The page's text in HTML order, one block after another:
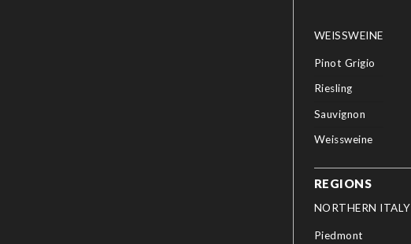
WEISSWEINE
Pinot Grigio
Riesling
Sauvignon
Weissweine
REGIONS
NORTHERN ITALY
Piedmont